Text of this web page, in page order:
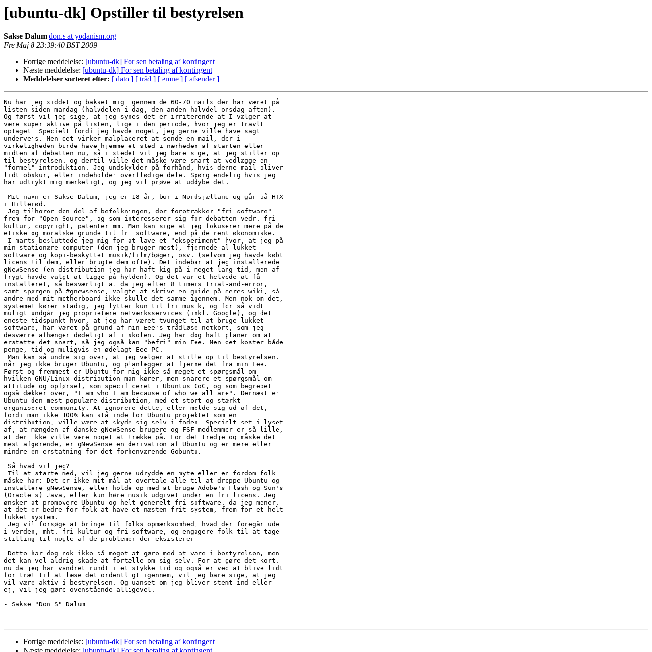
[ubuntu-dk] Opstiller til bestyrelsen
Sakse Dalum don.s at yodanism.org
Fre Maj 8 23:39:40 BST 2009
Forrige meddelelse: [ubuntu-dk] For sen betaling af kontingent
Næste meddelelse: [ubuntu-dk] For sen betaling af kontingent
Meddelelser sorteret efter: [ dato ] [ tråd ] [ emne ] [ afsender ]
Nu har jeg siddet og bakset mig igennem de 60-70 mails der har været på
listen siden mandag (halvdelen i dag, den anden halvdel onsdag aften).
Og først vil jeg sige, at jeg synes det er irriterende at I vælger at
være super aktive på listen, lige i den periode, hvor jeg er travlt
optaget. Specielt fordi jeg havde noget, jeg gerne ville have sagt
undervejs. Men det virker malplaceret at sende en mail, der i
virkeligheden burde have hjemme et sted i nærheden af starten eller
midten af debatten nu, så i stedet vil jeg bare sige, at jeg stiller op
til bestyrelsen, og dertil ville det måske være smart at vedlægge en
"formel" introduktion. Jeg undskylder på forhånd, hvis denne mail bliver
lidt obskur, eller indeholder overflødige dele. Spørg endelig hvis jeg
har udtrykt mig mærkeligt, og jeg vil prøve at uddybe det.
Mit navn er Sakse Dalum, jeg er 18 år, bor i Nordsjælland og går på HTX
i Hillerød.
Jeg tilhører den del af befolkningen, der foretrækker "fri software"
frem for "Open Source", og som interesserer sig for debatten vedr. fri
kultur, copyright, patenter mm. Man kan sige at jeg fokuserer mere på de
etiske og moralske grunde til fri software, end på de rent økonomiske.
I marts besluttede jeg mig for at lave et "eksperiment" hvor, at jeg på
min stationære computer (den jeg bruger mest), fjernede al lukket
software og kopi-beskyttet musik/film/bøger, osv. (selvom jeg havde købt
licens til dem, eller brugte dem ofte). Det indebar at jeg installerede
gNewSense (en distribution jeg har haft kig på i meget lang tid, men af
frygt havde valgt at ligge på hylden). Og det var et helvede at få
installeret, så besværligt at da jeg efter 8 timers trial-and-error,
samt spørgen på #gnewsense, valgte at skrive en guide på deres wiki, så
andre med mit motherboard ikke skulle det samme igennem. Men nok om det,
systemet kører stadig, jeg lytter kun til fri musik, og for så vidt
muligt undgår jeg proprietære netværksservices (inkl. Google), og det
eneste tidspunkt hvor, at jeg har været tvunget til at bruge lukket
software, har været på grund af min Eee's trådløse netkort, som jeg
desværre afhænger dødeligt af i skolen. Jeg har dog haft planer om at
erstatte det snart, så jeg også kan "befri" min Eee. Men det koster både
penge, tid og muligvis en ødelagt Eee PC.
Man kan så undre sig over, at jeg vælger at stille op til bestyrelsen,
når jeg ikke bruger Ubuntu, og planlægger at fjerne det fra min Eee.
Først og fremmest er Ubuntu for mig ikke så meget et spørgsmål om
hvilken GNU/Linux distribution man kører, men snarere et spørgsmål om
attitude og opførsel, som specificeret i Ubuntus CoC, og som begrebet
også dækker over, "I am who I am because of who we all are". Dernæst er
Ubuntu den mest populære distribution, med et stort og stærkt
organiseret community. At ignorere dette, eller melde sig ud af det,
fordi man ikke 100% kan stå inde for Ubuntu projektet som en
distribution, ville være at skyde sig selv i foden. Specielt set i lyset
af, at mængden af danske gNewSense brugere og FSF medlemmer er så lille,
at der ikke ville være noget at trække på. For det tredje og måske det
mest afgørende, er gNewSense en derivation af Ubuntu og er mere eller
mindre en erstatning for det forhenværende Gobuntu.
Så hvad vil jeg?
Til at starte med, vil jeg gerne udrydde en myte eller en fordom folk
måske har: Det er ikke mit mål at overtale alle til at droppe Ubuntu og
installere gNewSense, eller holde op med at bruge Adobe's Flash og Sun's
(Oracle's) Java, eller kun høre musik udgivet under en fri licens. Jeg
ønsker at promovere Ubuntu og helt generelt fri software, da jeg mener,
at det er bedre for folk at have et næsten frit system, frem for et helt
lukket system.
Jeg vil forsøge at bringe til folks opmærksomhed, hvad der foregår ude
i verden, mht. fri kultur og fri software, og engagere folk til at tage
stilling til nogle af de problemer der eksisterer.
Dette har dog nok ikke så meget at gøre med at være i bestyrelsen, men
det kan vel aldrig skade at fortælle om sig selv. For at gøre det kort,
nu da jeg har vandret rundt i et stykke tid og også er ved at blive lidt
for træt til at læse det ordentligt igennem, vil jeg bare sige, at jeg
vil være aktiv i bestyrelsen. Og uanset om jeg bliver stemt ind eller
ej, vil jeg gøre ovenstående alligevel.
- Sakse "Don S" Dalum
Forrige meddelelse: [ubuntu-dk] For sen betaling af kontingent